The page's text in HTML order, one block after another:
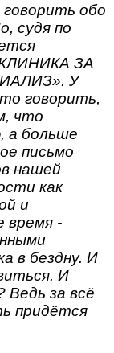
обо
судя по
ЗА
У
говорить,
что
а больше
письмо
нашей
как
и
время -
в бездну. И
И
за всё
придётся